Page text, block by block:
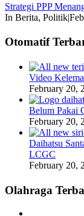
Strategi PPP
In Berita, Politik|
Otomatif
Video
February 20,
Belum Pakai
February 20,
Daihatsu
LCGC
February 20,
Olahraga